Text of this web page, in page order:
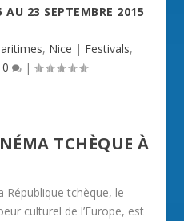
AU 23 SEPTEMBRE 2015
, Nice | Festivals,
0 |
TCHÈQUE À
République tchèque, le
culturel de l’Europe, est